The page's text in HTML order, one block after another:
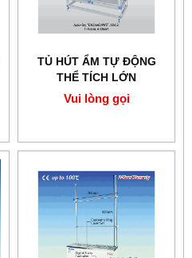
TỦ HÚT ẨM TỰ ĐỘNG
THỂ TÍCH LỚN
Vui lòng gọi